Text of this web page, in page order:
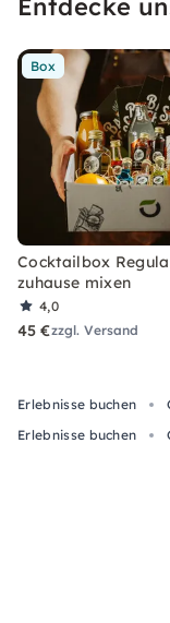
Box
Cocktailbox
zuhause mixen
4,0
45 €zzgl. Versand
Erlebnisse buchen
Erlebnisse buchen